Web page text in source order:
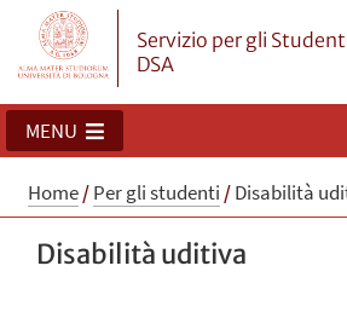
Servizio per gli
DSA
MENU
Home/Per gli studenti /Disabilità
Disabilità uditiva